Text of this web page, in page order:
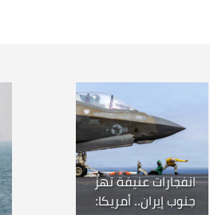
انفجارات عنيفة تهز
جنوب إيران.. أمريكا: